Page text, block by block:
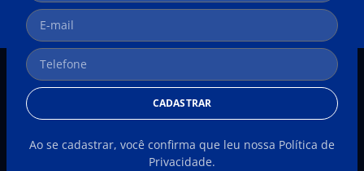
CADASTRAR
Ao se cadastrar, você confirma que leu nossa Política de
Privacidade.